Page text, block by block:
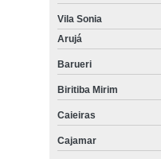
Vila Sonia
Arujá
Barueri
Biritiba Mirim
Caieiras
Cajamar